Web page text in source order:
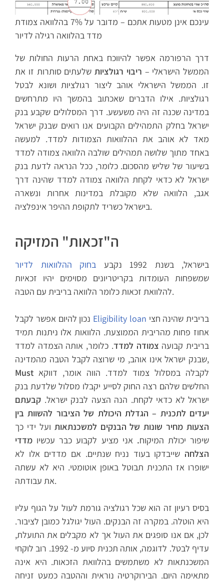
עינכם אינן מטעות אתכם – מדובר על 7% בהלוואה צמודת
מדד בהלוואה רגילה לדיור
דרך הרפורמה אפשר להיווכח באחת הרעות החולות של
הממשל הישראלי – ריבוי רגולציות שלעתים סותרות זו את
זו. הממשל הישראלי אוהב ליצור רגולציות ושונא לבטל
רגולציות. אילו הדברים שאכתוב בהמשך היו מתרחשים
במדינה שכנה זה היה משעשע. דרך המסלולים שקבע בנק
ישראל בחלק התמהילים הקבועים אנו רואים שבנק ישראל
מאד לא אוהב את ההלוואות הצמודות למדד. למעשה
באחד מתוך שלושה תמהילים שולבה הלוואה צמודה למדד
בשיעור של שליש מהסכום. כלומר, ככל הנראה לדעת בנק
ישראל לא כדאי לקחת הלוואה צמודה למדד שהינה דרך
אגב, הלוואה שלא מקובלת במדינות אחרות ונשארה
בישראל כשריד לתקופת ההיפר אינפלציה.
ה"זכאות" המזיקה
בישראל, בשנת 1992 נקבע
בחוק ההלוואות לדיור
שמשפחות העומדות בקריטריונים מסוימים יהיו זכאיות
להלוואת זכאות כלומר הלוואה בריבית עם הטבה.
Eligibility loan
אחוז פחות מהריבית הממוצעת. הלוואות אלו ניתנות תמיד
בריבית קבועה צמודה למדד. כלומר, אותה הצמדה למדד
שבנק ישראל אינו אוהב, מי שרוצה לקבל הטבה מהמדינה,
Must לקבלה במסלול צמוד למדד. הווה אומר, דווקא
החלשים שלהם רצה החוק לסייע יקבלו מסלול שלדעת בנק
ישראל לא כדאי לקחת. הנה הצעה לבנק ישראל. קבעתם
יעדים לתכנית – הגדלת היכולת של הציבור להשוות בין
הצעות מחיר שונות של הבנקים למשכנתאות ועל ידי כך
שיפור יכולת המיקוח.אני מציע לקבוע כבר עכשיו מדדי
הצלחה שייבדקו בעוד נניח שנתיים. אם מדדים אלו לא
ישופרו אז התכנית תבוטל באופן אוטומטי. היא לא עשתה
את עבודתה.
בסיס רעיון זה הוא שכל רגולציה גורמת לעול על הגוף עליו
היא הוטלה. במקרה זה הבנקים. העול יגולגל כמובן לציבור.
לכן, אם אנו סופגים את העול אך לא מקבלים את התועלת,
עדיף לבטל. לדוגמה, אותה תכנית סיוע מ- 1992. רוב לוקחי
המשכנתאות לא משתמשים בהלוואת הזכאות. היא אינה
מתאימה היום. הבירוקרטיה נוראית וההטבה כמעט זניחה